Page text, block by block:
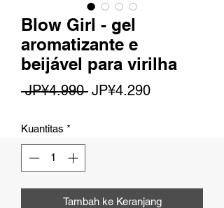
Blow Girl - gel
aromatizante e
beijável para virilha
JP¥4.990 Harga
JP¥4.290Harga
Kuantitas *
Tambah ke Keranjang